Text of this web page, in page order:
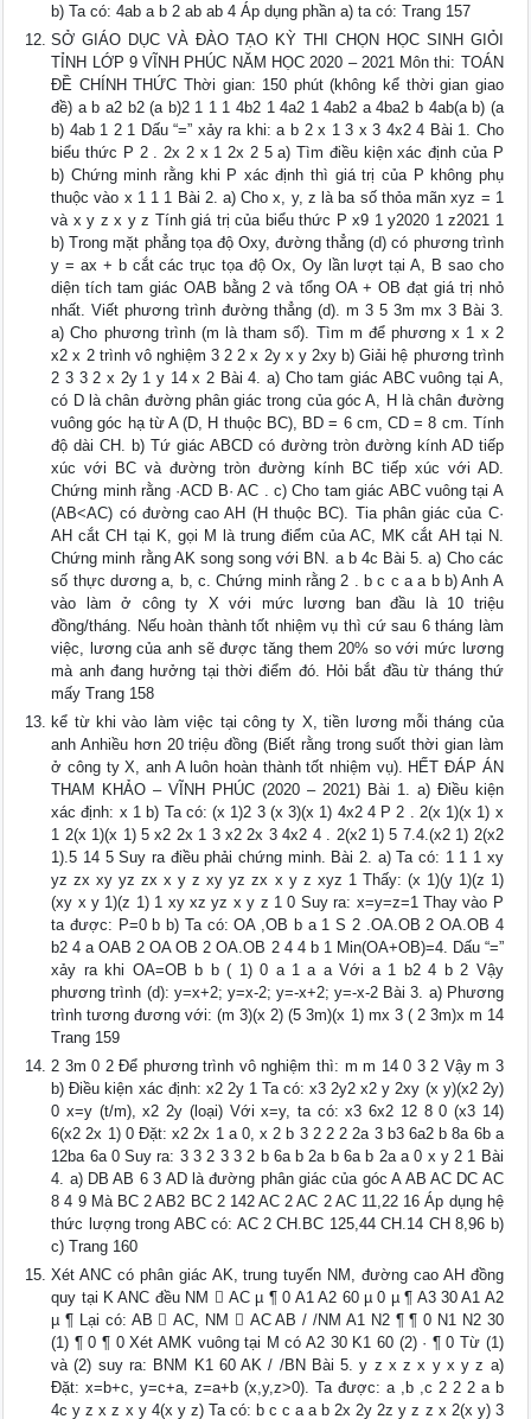
b) Ta có: 4ab a b 2 ab ab 4 Áp dụng phần a) ta có: Trang 157
SỞ GIÁO DỤC VÀ ĐÀO TẠO KỲ THI CHỌN HỌC SINH GIỎI
TỈNH LỚP 9 VĨNH PHÚC NĂM HỌC 2020 – 2021 Môn thi: TOÁN
ĐỀ CHÍNH THỨC Thời gian: 150 phút (không kể thời gian giao
đề) a b a2 b2 (a b)2 1 1 1 4b2 1 4a2 1 4ab2 a 4ba2 b 4ab(a b) (a
b) 4ab 1 2 1 Dấu “=” xảy ra khi: a b 2 x 1 3 x 3 4x2 4 Bài 1. Cho
biểu thức P 2 . 2x 2 x 1 2x 2 5 a) Tìm điều kiện xác định của P
b) Chứng minh rằng khi P xác định thì giá trị của P không phụ
thuộc vào x 1 1 1 Bài 2. a) Cho x, y, z là ba số thỏa mãn xyz = 1
và x y z x y z Tính giá trị của biểu thức P x9 1 y2020 1 z2021 1
b) Trong mặt phẳng tọa độ Oxy, đường thẳng (d) có phương trình
y = ax + b cắt các trục tọa độ Ox, Oy lần lượt tại A, B sao cho
diện tích tam giác OAB bằng 2 và tổng OA + OB đạt giá trị nhỏ
nhất. Viết phương trình đường thẳng (d). m 3 5 3m mx 3 Bài 3.
a) Cho phương trình (m là tham số). Tìm m để phương x 1 x 2
x2 x 2 trình vô nghiệm 3 2 2 x 2y x y 2xy b) Giải hệ phương trình
2 3 3 2 x 2y 1 y 14 x 2 Bài 4. a) Cho tam giác ABC vuông tại A,
có D là chân đường phân giác trong của góc A, H là chân đường
vuông góc hạ từ A (D, H thuộc BC), BD = 6 cm, CD = 8 cm. Tính
độ dài CH. b) Tứ giác ABCD có đường tròn đường kính AD tiếp
xúc với BC và đường tròn đường kính BC tiếp xúc với AD.
Chứng minh rằng ·ACD B· AC . c) Cho tam giác ABC vuông tại A
(AB<AC) có đường cao AH (H thuộc BC). Tia phân giác của C·
AH cắt CH tại K, gọi M là trung điểm của AC, MK cắt AH tại N.
Chứng minh rằng AK song song với BN. a b 4c Bài 5. a) Cho các
số thực dương a, b, c. Chứng minh rằng 2 . b c c a a b b) Anh A
vào làm ở công ty X với mức lương ban đầu là 10 triệu
đồng/tháng. Nếu hoàn thành tốt nhiệm vụ thì cứ sau 6 tháng làm
việc, lương của anh sẽ được tăng them 20% so với mức lương
mà anh đang hưởng tại thời điểm đó. Hỏi bắt đầu từ tháng thứ
mấy Trang 158
kể từ khi vào làm việc tại công ty X, tiền lương mỗi tháng của
anh Anhiều hơn 20 triệu đồng (Biết rằng trong suốt thời gian làm
ở công ty X, anh A luôn hoàn thành tốt nhiệm vụ). HẾT ĐÁP ÁN
THAM KHẢO – VĨNH PHÚC (2020 – 2021) Bài 1. a) Điều kiện
xác định: x 1 b) Ta có: (x 1)2 3 (x 3)(x 1) 4x2 4 P 2 . 2(x 1)(x 1) x
1 2(x 1)(x 1) 5 x2 2x 1 3 x2 2x 3 4x2 4 . 2(x2 1) 5 7.4.(x2 1) 2(x2
1).5 14 5 Suy ra điều phải chứng minh. Bài 2. a) Ta có: 1 1 1 xy
yz zx xy yz zx x y z xy yz zx x y z xyz 1 Thấy: (x 1)(y 1)(z 1)
(xy x y 1)(z 1) 1 xy xz yz x y z 1 0 Suy ra: x=y=z=1 Thay vào P
ta được: P=0 b b) Ta có: OA ,OB b a 1 S 2 .OA.OB 2 OA.OB 4
b2 4 a OAB 2 OA OB 2 OA.OB 2 4 4 b 1 Min(OA+OB)=4. Dấu “=”
xảy ra khi OA=OB b b ( 1) 0 a 1 a a Với a 1 b2 4 b 2 Vậy
phương trình (d): y=x+2; y=x-2; y=-x+2; y=-x-2 Bài 3. a) Phương
trình tương đương với: (m 3)(x 2) (5 3m)(x 1) mx 3 ( 2 3m)x m 14
Trang 159
2 3m 0 2 Để phương trình vô nghiệm thì: m m 14 0 3 2 Vậy m 3
b) Điều kiện xác định: x2 2y 1 Ta có: x3 2y2 x2 y 2xy (x y)(x2 2y)
0 x=y (t/m), x2 2y (loại) Với x=y, ta có: x3 6x2 12 8 0 (x3 14)
6(x2 2x 1) 0 Đặt: x2 2x 1 a 0, x 2 b 3 2 2 2 2a 3 b3 6a2 b 8a 6b a
12ba 6a 0 Suy ra: 3 3 2 3 3 2 b 6a b 2a b 6a b 2a a 0 x y 2 1 Bài
4. a) DB AB 6 3 AD là đường phân giác của góc A AB AC DC AC
8 4 9 Mà BC 2 AB2 BC 2 142 AC 2 AC 2 AC 11,22 16 Áp dụng hệ
thức lượng trong ABC có: AC 2 CH.BC 125,44 CH.14 CH 8,96 b)
c) Trang 160
Xét ANC có phân giác AK, trung tuyến NM, đường cao AH đồng
quy tại K ANC đều NM  AC µ ¶ 0 A1 A2 60 µ 0 µ ¶ A3 30 A1 A2
µ ¶ Lại có: AB  AC, NM  AC AB / /NM A1 N2 ¶ ¶ 0 N1 N2 30
(1) ¶ 0 ¶ 0 Xét AMK vuông tại M có A2 30 K1 60 (2) · ¶ 0 Từ (1)
và (2) suy ra: BNM K1 60 AK / /BN Bài 5. y z x z x y x y z a)
Đặt: x=b+c, y=c+a, z=a+b (x,y,z>0). Ta được: a ,b ,c 2 2 2 a b
4c y z x z x y 4(x y z) Ta có: b c c a a b 2x 2y 2z y z z x 2(x y) 3